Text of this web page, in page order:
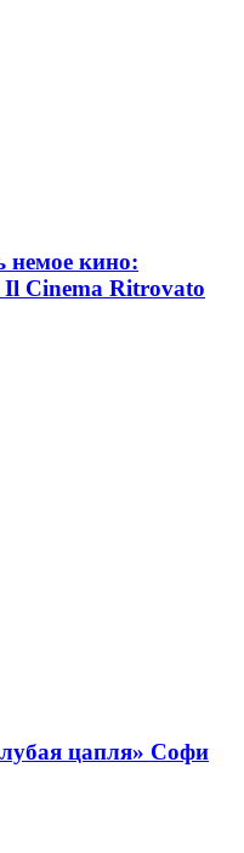
немое кино:
Cinema Ritrovato
цапля» Софи